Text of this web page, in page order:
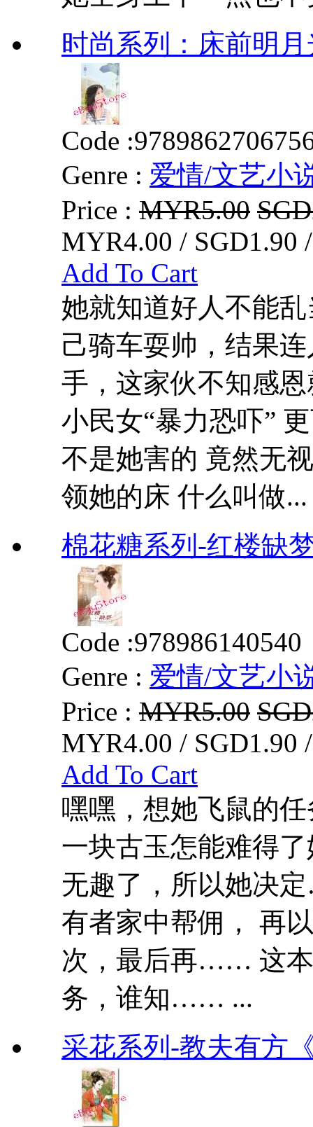
时尚系列：床前明
Code :
Genre : 爱情/文艺小
Price : MYR5.00
MYR4.00 / SGD1.90
Add To Cart
她就知道好人不能
己骑车耍帅，结果
手，这家伙不知感
小民女“暴力恐吓”
不是她害的 竟然无
领她的床 什么叫做...
棉花糖系列-红楼缺
Code :978986140540
Genre : 爱情/文艺小
Price : MYR5.00
MYR4.00 / SGD1.90
Add To Cart
嘿嘿，想她飞鼠的
一块古玉怎能难得
无趣了，所以她决
有者家中帮佣， 再
次，最后再…… 这本
务，谁知…… ...
采花系列-教夫有方